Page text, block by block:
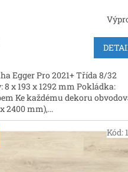
Egger Pro 2021+ Třída 8/32
8 x 193 x 1292 mm Pokládka:
Ke každému dekoru
2400 mm),...
Kód: